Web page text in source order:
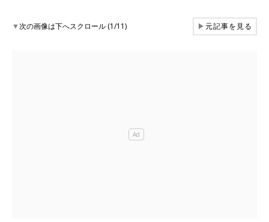
▼次の画像は下へスクロール (1/11) ▶元記事を見る